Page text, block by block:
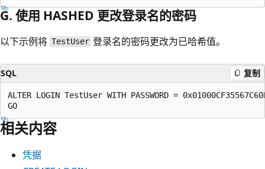
G. 使用 HASHED 更改登录名的密码
以下示例将 TestUser 登录名的密码更改为已哈希值。
SQL 复制
ALTER LOGIN TestUser WITH PASSWORD =
相关内容
凭据